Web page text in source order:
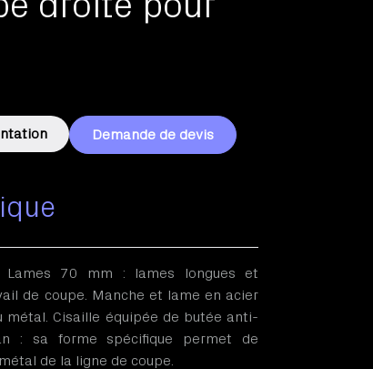
Demande de devis
70 mm : lames longues et
de coupe. Manche et lame en acier
Cisaille équipée de butée anti-
: sa forme spécifique permet de
de la ligne de coupe.